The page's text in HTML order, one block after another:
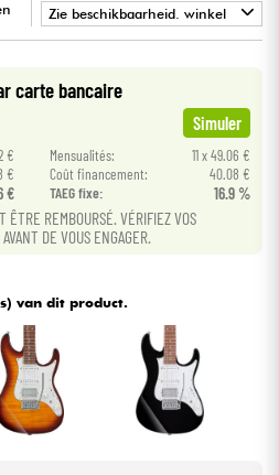
onze merken
Zie beschikbaarheid. winkel
•
carte bancaire
Simuler
€ Mensualités:
11 x 49.06 €
€ Coût financement:
40.08 €
€ TAEG fixe: 16.9 %
ÊTRE REMBOURSÉ. VÉRIFIEZ VOS
DE VOUS ENGAGER.
van dit product.